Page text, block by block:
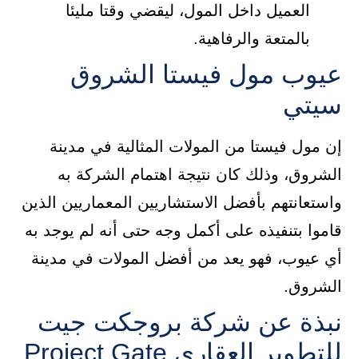
العميل داخل المول، ليقضي وقتا مليئا
بالمتعة والرفاهية.
عيوب مول فيستا الشروق
سيتي
إن مول فيستا من المولات المثالية في مدينة
الشروق، وذلك كان نتيجة اهتمام الشركة به
واستعانتهم بأفضل الاستشاريين المعماريين الذين
قاموا بتنفيذه على أكمل وجه حتى أنه لم يوجد به
أي عيوب، فهو يعد من أفضل المولات في مدينة
الشروق.
نبذة عن شركة بروجكت جيت
للتطوير العقاري Project Gate